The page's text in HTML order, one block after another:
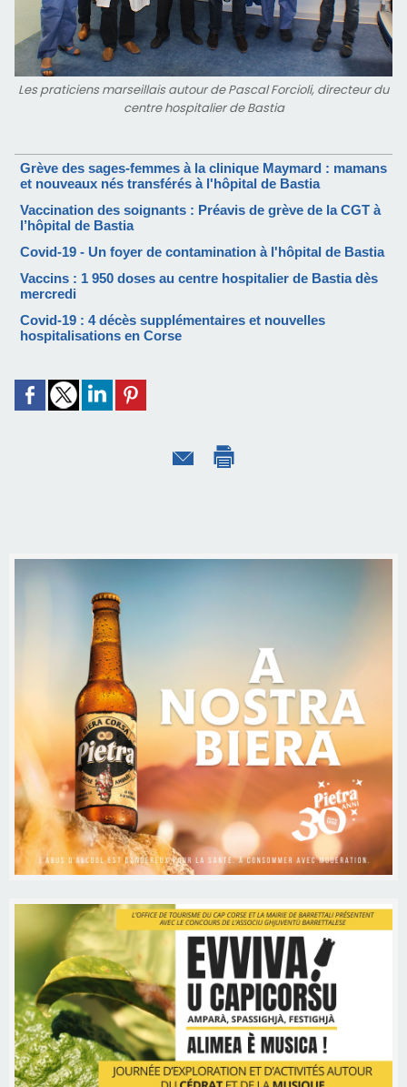
Les praticiens marseillais autour de Pascal Forcioli, directeur du
centre hospitalier de Bastia
Grève des sages-femmes à la clinique Maymard : mamans
et nouveaux nés transférés à l'hôpital de Bastia
Vaccination des soignants : Préavis de grève de la CGT à
l’hôpital de Bastia
Covid-19 - Un foyer de contamination à l'hôpital de Bastia
Vaccins : 1 950 doses au centre hospitalier de Bastia dès
mercredi
Covid-19 : 4 décès supplémentaires et nouvelles
hospitalisations en Corse